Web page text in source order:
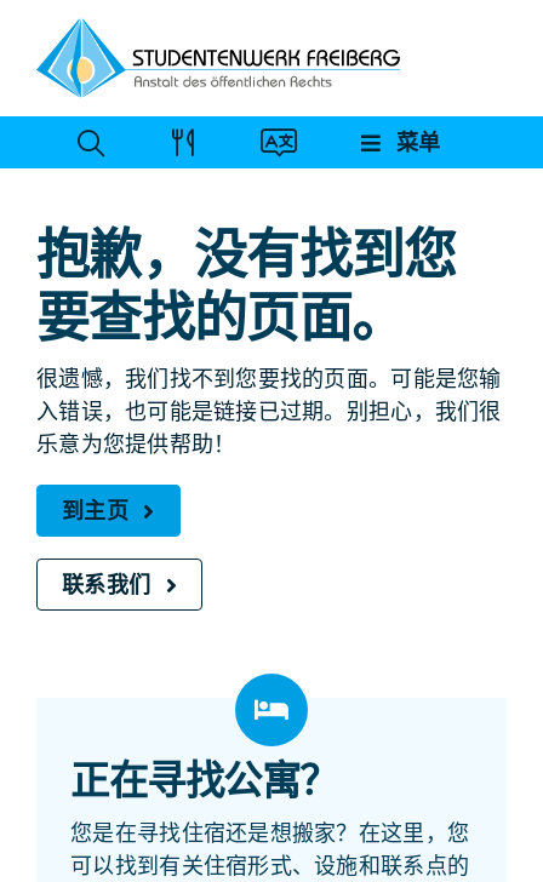
容
菜单
抱歉，没有找到您
要查找的页面。
很遗憾，我们找不到您要找的页面。可能是您输
入错误，也可能是链接已过期。别担心，我们很
乐意为您提供帮助！
到主页
联系我们
正在寻找公寓？
您是在寻找住宿还是想搬家？在这里，您
可以找到有关住宿形式、设施和联系点的